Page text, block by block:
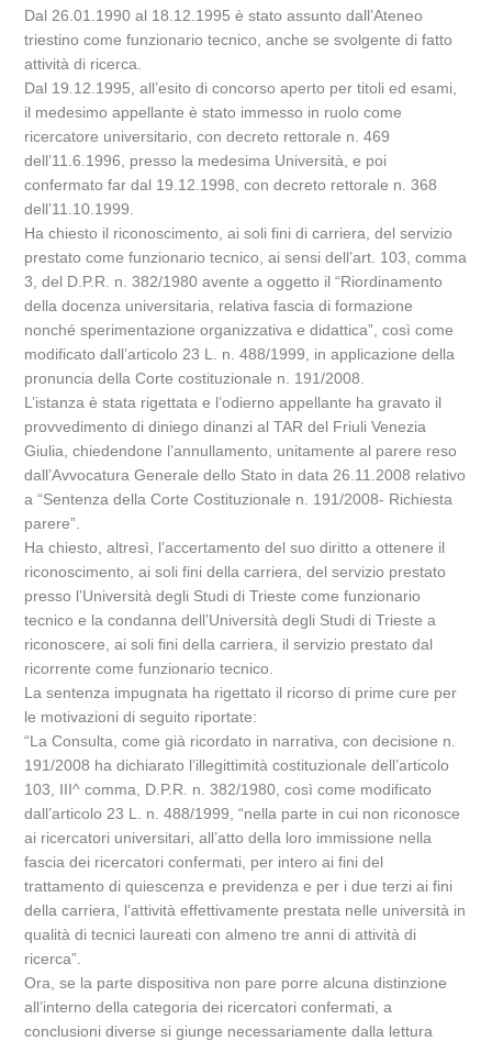
Dal 26.01.1990 al 18.12.1995 è stato assunto dall’Ateneo
triestino come funzionario tecnico, anche se svolgente di fatto
attività di ricerca.
Dal 19.12.1995, all’esito di concorso aperto per titoli ed esami,
il medesimo appellante è stato immesso in ruolo come
ricercatore universitario, con decreto rettorale n. 469
dell’11.6.1996, presso la medesima Università, e poi
confermato far dal 19.12.1998, con decreto rettorale n. 368
dell’11.10.1999.
Ha chiesto il riconoscimento, ai soli fini di carriera, del servizio
prestato come funzionario tecnico, ai sensi dell’art. 103, comma
3, del D.P.R. n. 382/1980 avente a oggetto il “Riordinamento
della docenza universitaria, relativa fascia di formazione
nonché sperimentazione organizzativa e didattica”, così come
modificato dall’articolo 23 L. n. 488/1999, in applicazione della
pronuncia della Corte costituzionale n. 191/2008.
L’istanza è stata rigettata e l’odierno appellante ha gravato il
provvedimento di diniego dinanzi al TAR del Friuli Venezia
Giulia, chiedendone l’annullamento, unitamente al parere reso
dall’Avvocatura Generale dello Stato in data 26.11.2008 relativo
a “Sentenza della Corte Costituzionale n. 191/2008- Richiesta
parere”.
Ha chiesto, altresì, l’accertamento del suo diritto a ottenere il
riconoscimento, ai soli fini della carriera, del servizio prestato
presso l’Università degli Studi di Trieste come funzionario
tecnico e la condanna dell’Università degli Studi di Trieste a
riconoscere, ai soli fini della carriera, il servizio prestato dal
ricorrente come funzionario tecnico.
La sentenza impugnata ha rigettato il ricorso di prime cure per
le motivazioni di seguito riportate:
“La Consulta, come già ricordato in narrativa, con decisione n.
191/2008 ha dichiarato l’illegittimità costituzionale dell’articolo
103, III^ comma, D.P.R. n. 382/1980, così come modificato
dall’articolo 23 L. n. 488/1999, “nella parte in cui non riconosce
ai ricercatori universitari, all’atto della loro immissione nella
fascia dei ricercatori confermati, per intero ai fini del
trattamento di quiescenza e previdenza e per i due terzi ai fini
della carriera, l’attività effettivamente prestata nelle università in
qualità di tecnici laureati con almeno tre anni di attività di
ricerca”.
Ora, se la parte dispositiva non pare porre alcuna distinzione
all’interno della categoria dei ricercatori confermati, a
conclusioni diverse si giunge necessariamente dalla lettura